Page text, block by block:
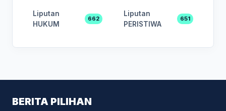
Liputan
HUKUM
662
Liputan
PERISTIWA
651
BERITA PILIHAN